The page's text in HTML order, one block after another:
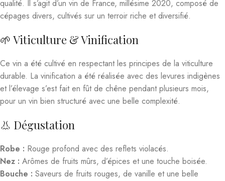
qualité. Il s’agit d’un vin de France, millésime 2020, composé de
cépages divers, cultivés sur un terroir riche et diversifié.
🌱 Viticulture & Vinification
Ce vin a été cultivé en respectant les principes de la viticulture
durable. La vinification a été réalisée avec des levures indigènes
et l’élevage s’est fait en fût de chêne pendant plusieurs mois,
pour un vin bien structuré avec une belle complexité.
👃 Dégustation
Robe : Rouge profond avec des reflets violacés.
Nez : Arômes de fruits mûrs, d’épices et une touche boisée.
Bouche : Saveurs de fruits rouges, de vanille et une belle